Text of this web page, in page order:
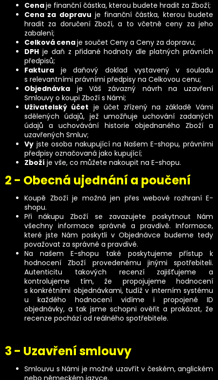
Cenaje finanční částka, kterou budete hradit za Zboží;
Cena za dopravu je finanční částka, kterou budete
hradit za doručení Zboží, a to včetně ceny za jeho
zabalení;
Celková cenaje součet Ceny a Ceny za dopravu;
DPH je daň z přidané hodnoty dle platných právních
předpisů;
Faktura je daňový doklad vystavený v souladu
s relevantními právními předpisy na Celkovou cenu;
Objednávka je Váš závazný návrh na uzavření
Smlouvy o koupi Zboží s Námi;
Uživatelský účet je účet zřízený na základě Vámi
sdělených údajů, jež umožňuje uchování zadaných
údajů a uchovávání historie objednaného Zboží a
uzavřených Smluv;
Vy jste osoba nakupující na Našem E-shopu, právními
předpisy označovaná jako kupující;
Zboží je vše, co můžete nakoupit na E-shopu.
2 - Obecná ujednání a poučení
Koupě Zboží je možná jen přes webové rozhraní E-
shopu.
Při nákupu Zboží se zavazujete poskytnout Nám
všechny informace správně a pravdivě. Informace,
které jste Nám poskytli v Objednávce budeme tedy
považovat za správné a pravdivé.
Na našem E-shopu také poskytujeme přístup k
hodnocení Zboží provedenému jinými spotřebiteli.
Autenticitu takových recenzí zajišťujeme a
kontrolujeme tím, že propojujeme hodnocení
s konkrétními objednávkami, tudíž v interním systému
u každého hodnocení vidíme i propojené ID
objednávky, a tak jsme schopni ověřit a prokázat, že
recenze pochází od reálného spotřebitele.
3 - Uzavření smlouvy
Smlouvu s Námi je možné uzavřít v českém, anglickém
nebo německém jazyce.